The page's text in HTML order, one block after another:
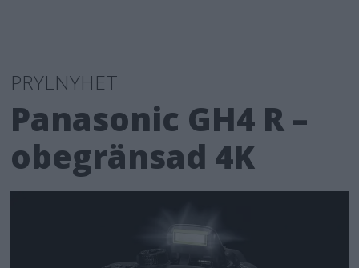
PRYLNYHET
Panasonic GH4 R –
obegränsad 4K